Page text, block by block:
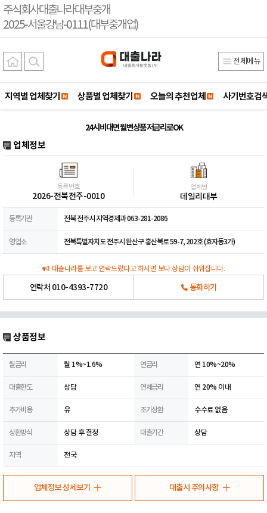
주식회사대출나라대부중개
2025-서울강남-0111(대부중개업)
전체메뉴
지역별 업체찾기 상품별 업체찾기 오늘의 추천업체 사기번호검
24시 비대면 월변상품 저금리로OK
업체정보
등록번호
2026-전북전주-0010
업체명
데일리대부
등록기관 전북 전주시 지역경제과 063-281-2086
영업소 전북특별자치도 전주시 완산구 홍산북로 59-7, 202호 (효자동3가)
대출나라를 보고 연락드렸다고 하시면 보다 상담이 쉬워집니다.
연락처 010-4393-7720 통화하기
상품정보
월금리 월 1%~1.6% 연금리 연 10%~20%
대출한도 상담 연체금리 연 20% 이내
추가비용 유 조기상환 수수료 없음
상환방식 상담 후 결정 대출기간 상담
지역 전국
업체정보 상세보기 대출시 주의사항